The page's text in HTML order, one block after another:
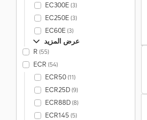
EC300E(3)
EC250E(3)
EC60E(3)
عرض المزيد
R (55)
ECR (54)
ECR50(11)
ECR25D(9)
ECR88D(8)
ECR145 (5)
Iveco Eurocargo 120